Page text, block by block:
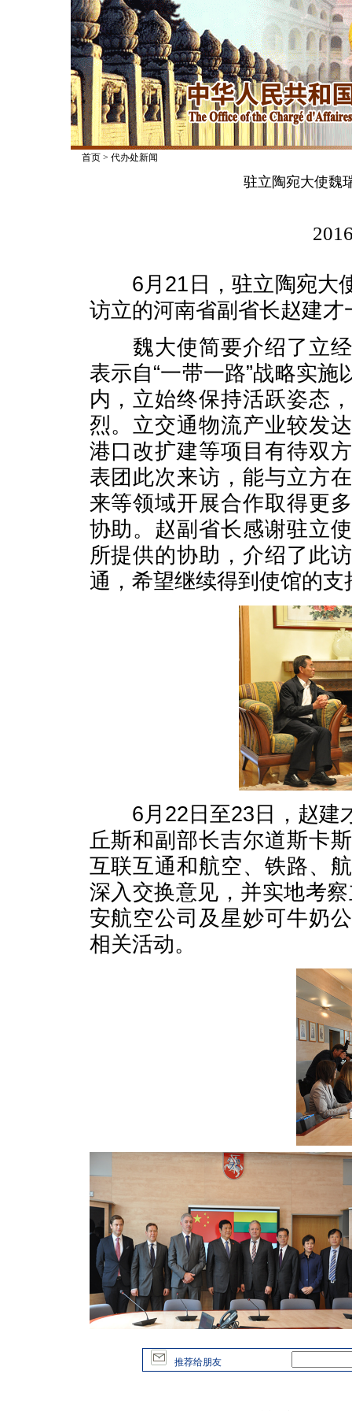
首页> 代办处新闻
驻立陶宛大使魏
6月21日，驻立陶宛大使
访立的河南省副省长赵建才
魏大使简要介绍了立经
表示自“一带一路”战略实
内，立始终保持活跃姿态
烈。立交通物流产业较发
港口改扩建等项目有待双
表团此次来访，能与立方
来等领域开展合作取得更
协助。赵副省长感谢驻立
所提供的协助，介绍了此
通，希望继续得到使馆的支
6月22日至23日，赵建
丘斯和副部长吉尔道斯卡
互联互通和航空、铁路、
深入交换意见，并实地考
安航空公司及星妙可牛奶
相关活动。
推荐给朋友